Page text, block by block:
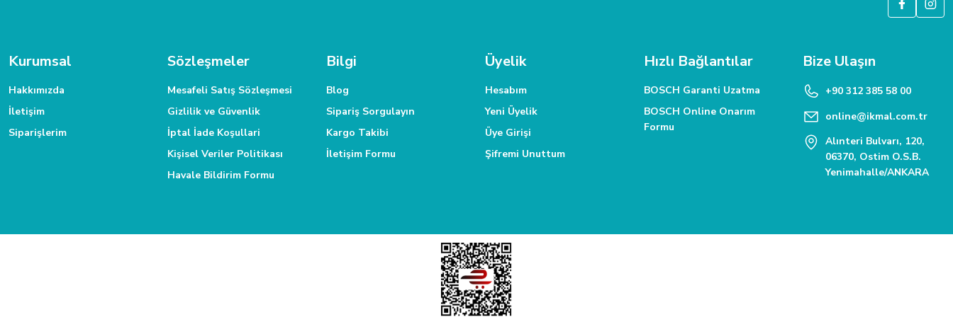
Kurumsal
Hakkımızda
İletişim
Siparişlerim
Sözleşmeler
Mesafeli Satış Sözleşmesi
Gizlilik ve Güvenlik
İptal İade Koşullari
Kişisel Veriler Politikası
Havale Bildirim Formu
Bilgi
Blog
Sipariş Sorgulayın
Kargo Takibi
İletişim Formu
Üyelik
Hesabım
Yeni Üyelik
Üye Girişi
Şifremi Unuttum
Hızlı Bağlantılar
BOSCH Garanti Uzatma
BOSCH Online Onarım
Formu
Bize Ulaşın
+90 312 385 58 00
online@ikmal.com.tr
Alınteri Bulvarı, 120,
06370, Ostim O.S.B.
Yenimahalle/ANKARA